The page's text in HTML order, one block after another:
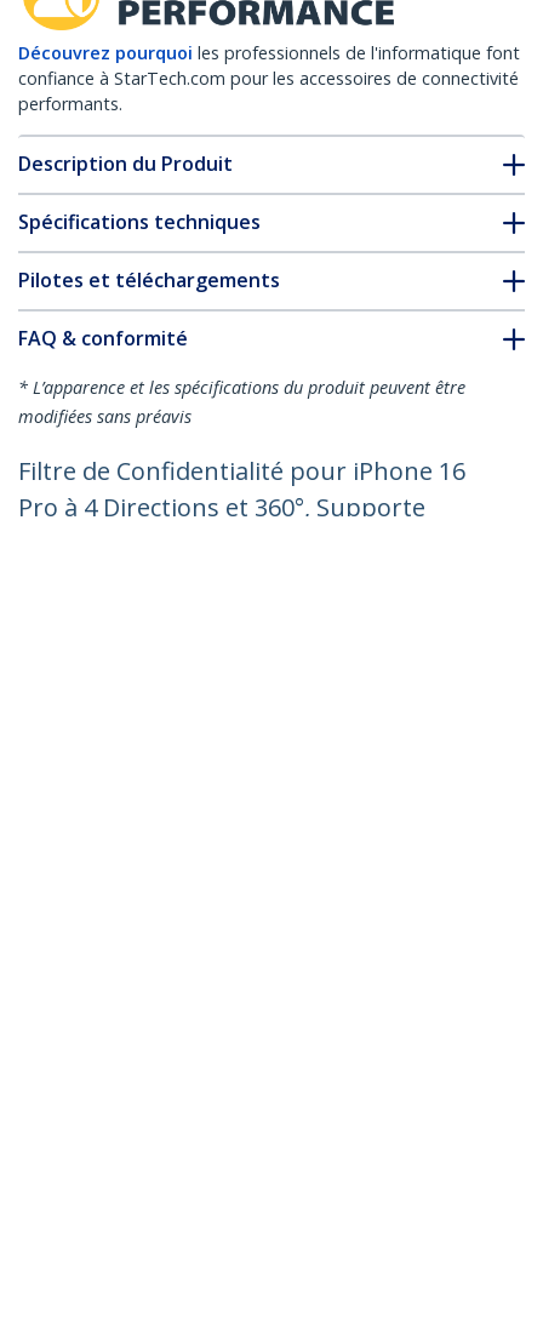
Découvrez pourquoi les professionnels de l'informatique font
confiance à StarTech.com pour les accessoires de connectivité
performants.
Description du Produit
Spécifications techniques
Pilotes et téléchargements
FAQ & conformité
* L’apparence et les spécifications du produit peuvent être
modifiées sans préavis
Filtre de Confidentialité pour iPhone 16
Pro à 4 Directions et 360°, Supporte